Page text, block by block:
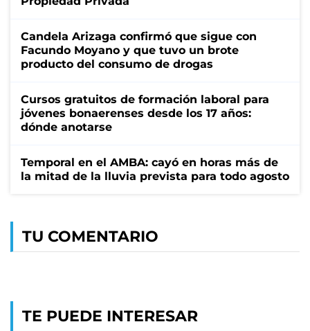
Candela Arizaga confirmó que sigue con
Facundo Moyano y que tuvo un brote
producto del consumo de drogas
Cursos gratuitos de formación laboral para
jóvenes bonaerenses desde los 17 años:
dónde anotarse
Temporal en el AMBA: cayó en horas más de
la mitad de la lluvia prevista para todo agosto
TU COMENTARIO
TE PUEDE INTERESAR